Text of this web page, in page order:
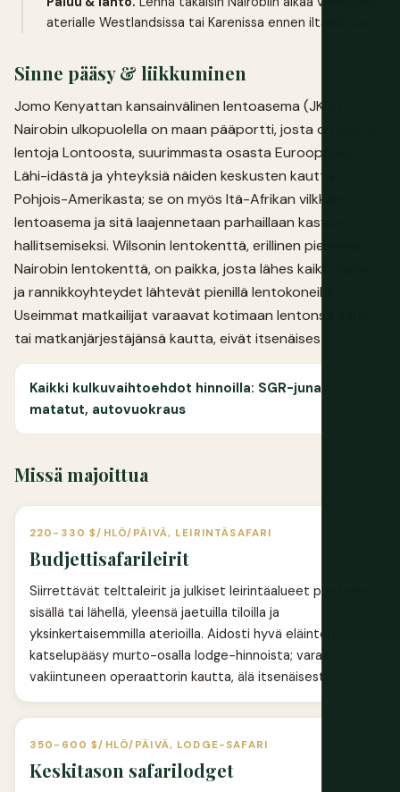
aterialle Westlandsissa tai Karenissa ennen iltalähtöä.
Sinne pääsy & liikkuminen
Jomo Kenyattan kansainvälinen lentoasema (JKIA)
Nairobin ulkopuolella on maan pääportti, josta on suoria
lentoja Lontoosta, suurimmasta osasta Eurooppaa,
Lähi-idästä ja yhteyksiä näiden keskusten kautta
Pohjois-Amerikasta; se on myös Itä-Afrikan vilkkain
lentoasema ja sitä laajennetaan parhaillaan kasvun
hallitsemiseksi. Wilsonin lentokenttä, erillinen pienempi
Nairobin lentokenttä, on paikka, josta lähes kaikki safari-
ja rannikkoyhteydet lähtevät pienillä lentokoneilla.
Useimmat matkailijat varaavat kotimaan lentonsa safari-
tai matkanjärjestäjänsä kautta, eivät itsenäisesti.
Kaikki kulkuvaihtoehdot hinnoilla: SGR-juna,
matatut, autovuokraus
Missä majoittua
220-330 $/HLÖ/PÄIVÄ, LEIRINTÄSAFARI
Budjettisafarileirit
Siirrettävät telttaleirit ja julkiset leirintäalueet puistojen
sisällä tai lähellä, yleensä jaetuilla tiloilla ja
yksinkertaisemmilla aterioilla. Aidosti hyvä eläinten
katselupääsy murto-osalla lodge-hinnoista; varaa
vakiintuneen operaattorin kautta, älä itsenäisesti.
350-600 $/HLÖ/PÄIVÄ, LODGE-SAFARI
Keskitason safarilodget